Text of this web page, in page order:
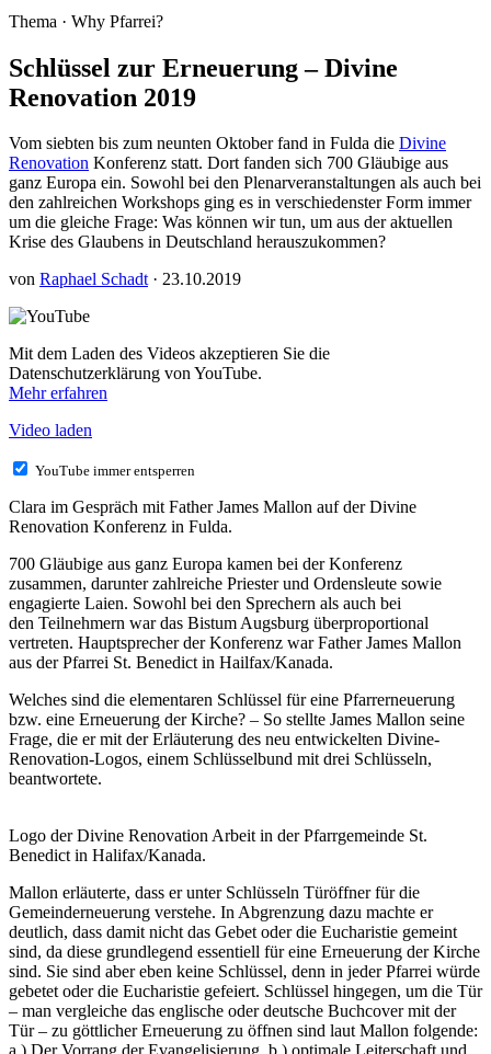
Thema · Why Pfarrei?
Schlüssel zur Erneuerung – Divine
Renovation 2019
Vom siebten bis zum neunten Oktober fand in Fulda die Divine
Renovation Konferenz statt. Dort fanden sich 700 Gläubige aus
ganz Europa ein. Sowohl bei den Plenarveranstaltungen als auch bei
den zahlreichen Workshops ging es in verschiedenster Form immer
um die gleiche Frage: Was können wir tun, um aus der aktuellen
Krise des Glaubens in Deutschland herauszukommen?
von Raphael Schadt· 23.10.2019
Mit dem Laden des Videos akzeptieren Sie die
Datenschutzerklärung von YouTube.
Mehr erfahren
Video laden
YouTube immer entsperren
Clara im Gespräch mit Father James Mallon auf der Divine
Renovation Konferenz in Fulda.
700 Gläubige aus ganz Europa kamen bei der Konferenz
zusammen, darunter zahlreiche Priester und Ordensleute sowie
engagierte Laien. Sowohl bei den Sprechern als auch bei
den Teilnehmern war das Bistum Augsburg überproportional
vertreten. Hauptsprecher der Konferenz war Father James Mallon
aus der Pfarrei St. Benedict in Hailfax/Kanada.
Welches sind die elementaren Schlüssel für eine Pfarrerneuerung
bzw. eine Erneuerung der Kirche? – So stellte James Mallon seine
Frage, die er mit der Erläuterung des neu entwickelten Divine-
Renovation-Logos, einem Schlüsselbund mit drei Schlüsseln,
beantwortete.
Logo der Divine Renovation Arbeit in der Pfarrgemeinde St.
Benedict in Halifax/Kanada.
Mallon erläuterte, dass er unter Schlüsseln Türöffner für die
Gemeinderneuerung verstehe. In Abgrenzung dazu machte er
deutlich, dass damit nicht das Gebet oder die Eucharistie gemeint
sind, da diese grundlegend essentiell für eine Erneuerung der Kirche
sind. Sie sind aber eben keine Schlüssel, denn in jeder Pfarrei würde
gebetet oder die Eucharistie gefeiert. Schlüssel hingegen, um die Tür
– man vergleiche das englische oder deutsche Buchcover mit der
Tür – zu göttlicher Erneuerung zu öffnen sind laut Mallon folgende: